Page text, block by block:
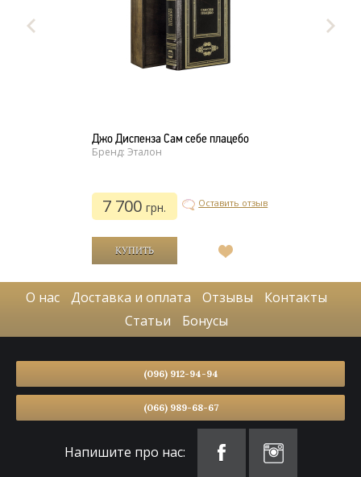
Джо Диспенза Сам себе плацебо
Бренд: Эталон
7 700грн. Оставить отзыв
желаний
О нас Доставка и оплата Отзывы
Контакты
Статьи
Бонусы
(096) 912-94-94
(066) 989-68-67
Напишите про нас: